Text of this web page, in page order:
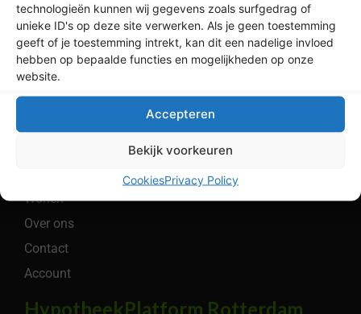
technologieën kunnen wij gegevens zoals surfgedrag of
unieke ID's op deze site verwerken. Als je geen toestemming
geeft of je toestemming intrekt, kan dit een nadelige invloed
hebben op bepaalde functies en mogelijkheden op onze
website.
Accepteren
Bekijk voorkeuren
CookiesPrivacy Policy
Legaal
Privacybeleid
Algemene Voorwaarden
Cookiebeleid
Menu
Wonen
Over ons
Contact
Account
HypotheekPlatform Rotterdam